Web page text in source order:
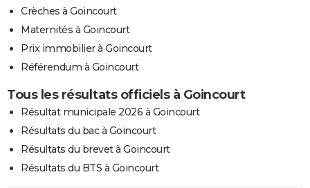
Crèches à Goincourt
Maternités à Goincourt
Prix immobilier à Goincourt
Référendum à Goincourt
Tous les résultats officiels à Goincourt
Résultat municipale 2026 à Goincourt
Résultats du bac à Goincourt
Résultats du brevet à Goincourt
Résultats du BTS à Goincourt